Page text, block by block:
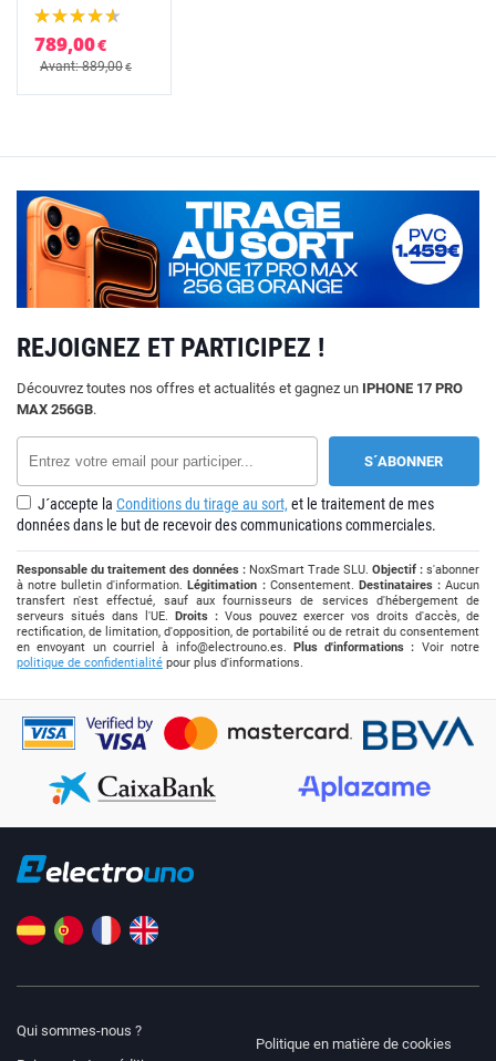
789,00€
Avant: 889,00€
REJOIGNEZ ET PARTICIPEZ !
Découvrez toutes nos offres et actualités et gagnez un IPHONE 17 PRO
MAX 256GB.
J´accepte la Conditions du tirage au sort, et le traitement de mes
données dans le but de recevoir des communications commerciales.
Responsable du traitement des données : NoxSmart Trade SLU. Objectif : s'abonner
à notre bulletin d'information.Légitimation :Consentement. Destinataires :Aucun
transfert n'est effectué, sauf aux fournisseurs de services d'hébergement de
serveurs situés dans l'UE. Droits : Vous pouvez exercer vos droits d'accès, de
rectification, de limitation, d'opposition, de portabilité ou de retrait du consentement
en envoyant un courriel à info@electrouno.es. Plus d'informations : Voir notre
politique de confidentialité pour plus d'informations.
Qui sommes-nous ?
Politique en matière de cookies